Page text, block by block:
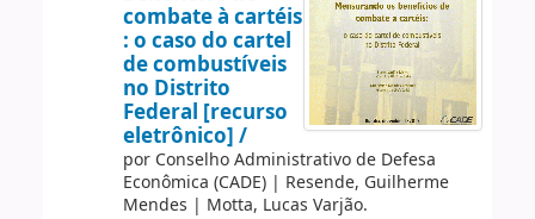
combate à cartéis
: o caso do cartel
de combustíveis
no Distrito
Federal [recurso
eletrônico] /
por Conselho Administrativo de Defesa
Econômica (CADE)| Resende, Guilherme
Mendes | Motta, Lucas Varjão.